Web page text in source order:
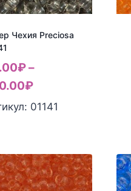
Чехия Preciosa
₽–
₽
01141